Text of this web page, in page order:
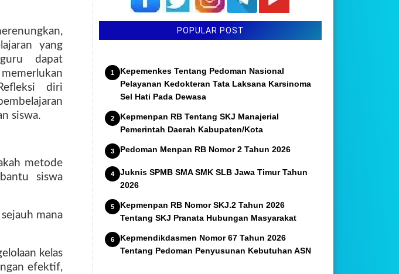
yang
dapat
diri
siswa.
metode
siswa
mana
kelas
efektif,
POPULAR POST
Kepemenkes Tentang Pedoman Nasional
Pelayanan Kedokteran Tata Laksana Karsinoma
Sel Hati Pada Dewasa
Kepmenpan RB Tentang SKJ Manajerial
Pemerintah Daerah Kabupaten/Kota
Pedoman Menpan RB Nomor 2 Tahun 2026
Juknis SPMB SMA SMK SLB Jawa Timur Tahun
2026
Kepmenpan RB Nomor SKJ.2 Tahun 2026
Tentang SKJ Pranata Hubungan Masyarakat
Kepmendikdasmen Nomor 67 Tahun 2026
Tentang Pedoman Penyusunan Kebutuhan ASN